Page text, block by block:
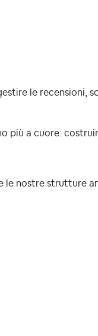
le recensioni,
più a cuore:
le nostre strutture